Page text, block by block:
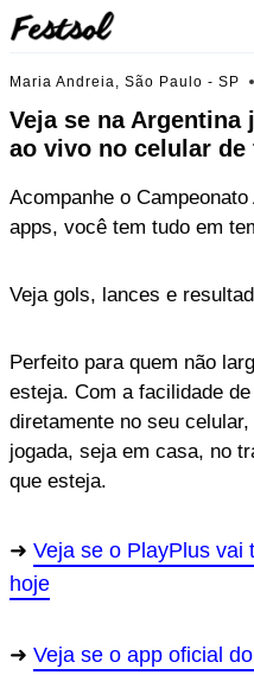
Skip
to
content
Maria Andreia, São Paulo - SP
Veja se na Argentina
ao vivo no celular
Acompanhe o
apps, você tem tudo em
Veja gols, lances e
Perfeito para quem não
esteja. Com a facilidade
diretamente no seu
jogada, seja em casa, no
que esteja.
Veja se o PlayPlus vai
hoje
Veja se o app oficial